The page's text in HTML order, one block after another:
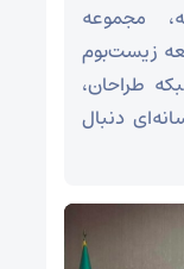
مجموعه
زیست‌بوم
طراحان،
دنبال